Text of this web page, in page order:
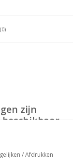
(0)
zijn
/Afdrukken